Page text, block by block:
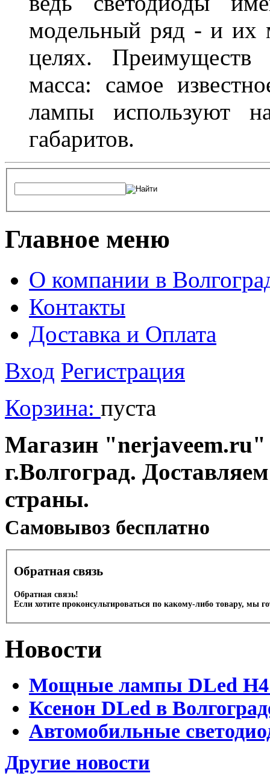
модельный ряд - и их
целях.
масса: самое
лампы используют
габаритов.
Главное меню
О компании в
Контакты
Доставка и Оплата
Вход Регистрация
Корзина: пуста
Магазин "nerjaveem.ru"
г.Волгоград.
страны.
Cамовывоз бесплатно
Обратная связь
Обратная связь!
Если хотите проконсультироваться по какому-либо товару, мы
Новости
Мощные лампы DLed H4
Ксенон DLed в
Автомобильные
Другие новости